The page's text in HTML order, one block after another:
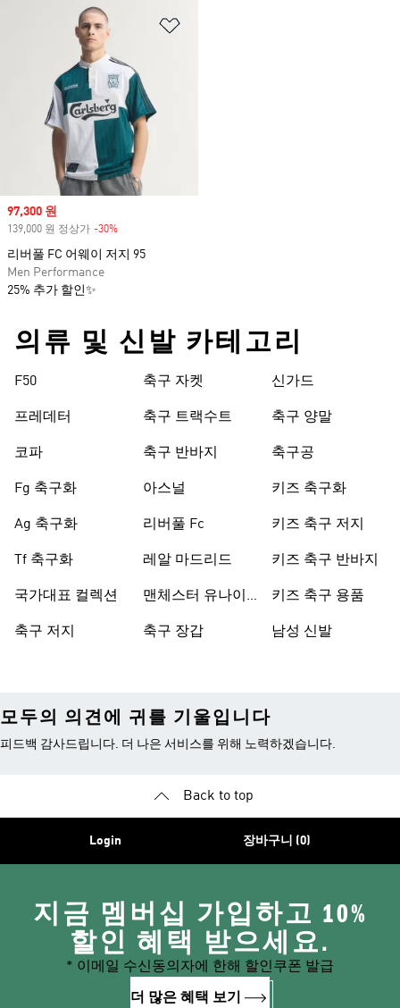
Sale price
97,300 원
139,000 원 정상가 -30%
리버풀 FC 어웨이 저지 95
Men Performance
25% 추가 할인✨
의류 및 신발 카테고리
F50
프레데터
코파
Fg 축구화
Ag 축구화
Tf 축구화
국가대표 컬렉션
축구 저지
축구 자켓
축구 트랙수트
축구 반바지
아스널
리버풀 Fc
레알 마드리드
맨체스터 유나이
축구 장갑
신가드
축구 양말
축구공
키즈 축구화
키즈 축구 저지
키즈 축구 반바지
키즈 축구 용품
남성 신발
모두의 의견에 귀를 기울입니다
피드백 감사드립니다. 더 나은 서비스를 위해 노력하겠습니다.
Back to top
Login 장바구니 (0)
지금 멤버십 가입하고 10%
할인 혜택 받으세요.
* 이메일 수신동의자에 한해 할인쿠폰 발급
더 많은 혜택 보기